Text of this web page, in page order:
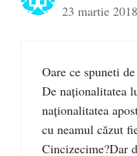
23 martie
Oare ce spuneti
De naționalitatea
naționalitatea
cu neamul căzut
Cincizecime?Dar